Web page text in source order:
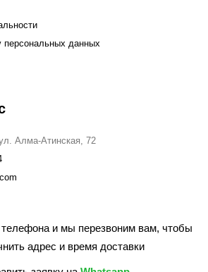
персональных данных
Алма-Атинская, 72
и мы перезвоним вам, чтобы
адрес и время доставки